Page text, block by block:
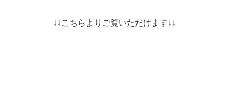
↓↓こちらよりご覧いただけます↓↓